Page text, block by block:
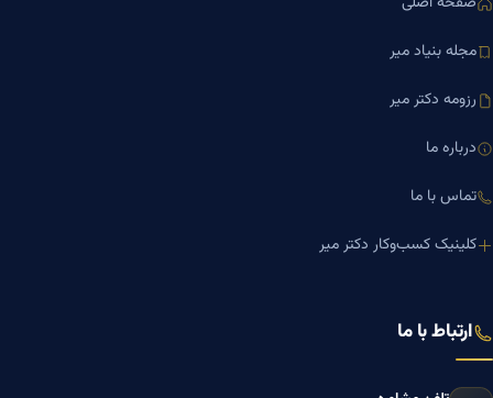
مجله بنیاد میر
رزومه دکتر میر
درباره ما
تماس با ما
کلینیک کسب‌وکار دکتر میر
ارتباط با ما